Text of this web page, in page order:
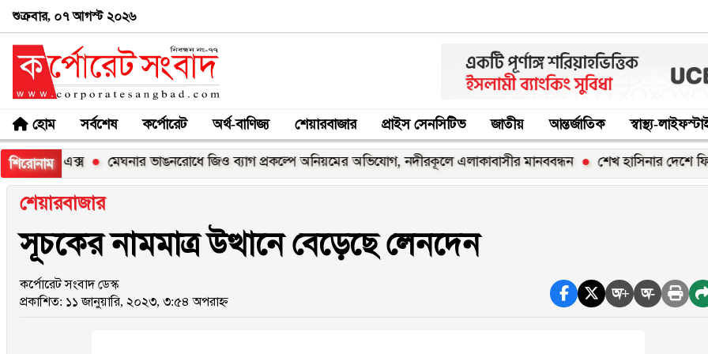
শুক্রবার, ০৭ আগস্ট ২০২৬
হোম সর্বশেষ কর্পোরেট অর্থ-বাণিজ্য শেয়ারবাজার প্রাইস সেনসিটিভ জাতীয় আন্তর্জাতিক স্বাস্থ্য-
শিরোনাম মেঘনার ভাঙনরোধে জিও ব্যাগ প্রকল্পে অনিয়মের অভিযোগ, নদীরকূলে এলাকাবাসীর মানববন্ধন শেখ হাসিনার দেশে ফিরার
শেয়ারবাজার
সূচকের নামমাত্র উত্থানে বেড়েছে লেনদেন
কর্পোরেট সংবাদ ডেস্ক
প্রকাশিত: ১১ জানুয়ারি, ২০২৩, ৩:৫৪ অপরাহ্ন
অ+ অ-